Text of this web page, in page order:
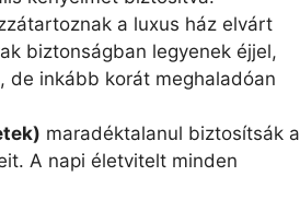
a luxus ház elvárt
biztonságban legyenek éjjel,
de inkább korát meghaladóan
maradéktalanul biztosítsák a
A napi életvitelt minden